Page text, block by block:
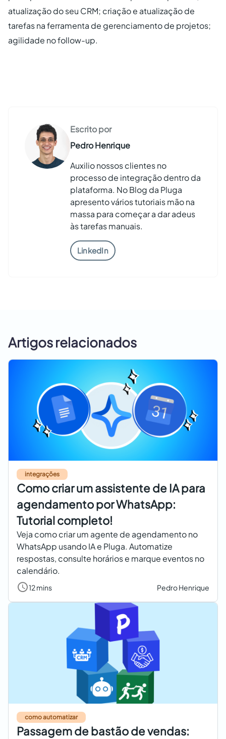
atualização do seu CRM; criação e atualização de
tarefas na ferramenta de gerenciamento de projetos;
agilidade no follow-up.
Escrito por
Pedro Henrique
Auxilio nossos clientes no
processo de integração dentro da
plataforma. No Blog da Pluga
apresento vários tutoriais mão na
massa para começar a dar adeus
às tarefas manuais.
LinkedIn
Artigos relacionados
integrações
Como criar um assistente de IA para
agendamento por WhatsApp:
Tutorial completo!
Veja como criar um agente de agendamento no
WhatsApp usando IA e Pluga. Automatize
respostas, consulte horários e marque eventos no
calendário.
12 mins Pedro Henrique
como automatizar
Passagem de bastão de vendas: